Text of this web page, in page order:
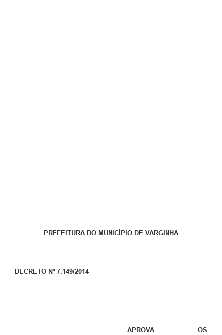
PREFEITURA DO MUNICÍPIO DE VARGINHA
DECRETO Nº 7.149/2014
APROVA OS